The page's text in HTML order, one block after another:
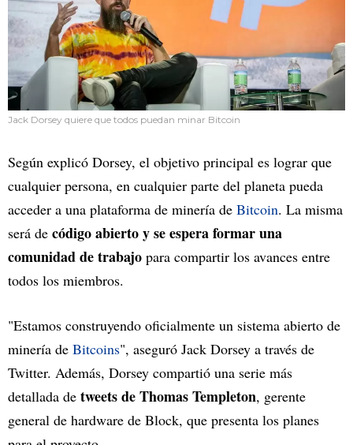
Jack Dorsey quiere que todos puedan minar Bitcoin
Según explicó Dorsey, el objetivo principal es lograr que
cualquier persona, en cualquier parte del planeta pueda
acceder a una plataforma de minería de Bitcoin. La misma
será de código abierto y se espera formar una
comunidad de trabajo para compartir los avances entre
todos los miembros.
"Estamos construyendo oficialmente un sistema abierto de
minería de Bitcoins", aseguró Jack Dorsey a través de
Twitter. Además, Dorsey compartió una serie más
detallada de tweets de Thomas Templeton, gerente
general de hardware de Block, que presenta los planes